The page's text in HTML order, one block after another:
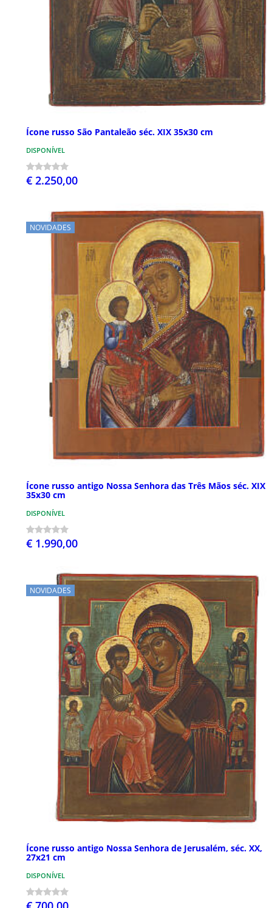
Ícone russo São Pantaleão séc. XIX 35x30 cm
DISPONÍVEL
€ 2.250,00
NOVIDADES
Ícone russo antigo Nossa Senhora das Três Mãos séc. XIX
35x30 cm
DISPONÍVEL
€ 1.990,00
NOVIDADES
Ícone russo antigo Nossa Senhora de Jerusalém, séc. XX,
27x21 cm
DISPONÍVEL